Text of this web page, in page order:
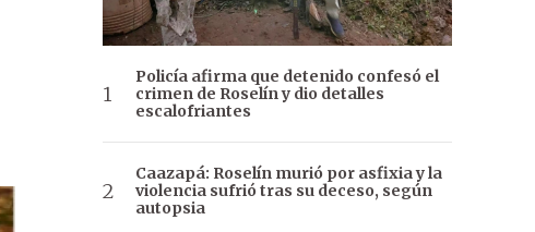
Policía afirma que detenido confesó el
crimen de Roselín y dio detalles
escalofriantes
Caazapá: Roselín murió por asfixia y la
violencia sufrió tras su deceso, según
autopsia